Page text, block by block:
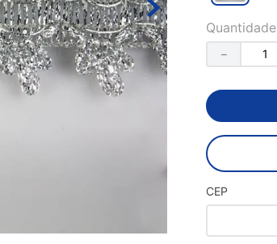
Quantidade
－
CEP